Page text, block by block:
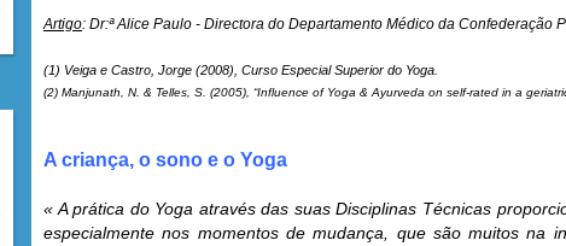
Artigo: Dr:ª Alice Paulo - Directora do Departamento Médico da Confederação
(1) Veiga e Castro, Jorge (2008), Curso Especial Superior do Yoga.
(2) Manjunath, N. & Telles, S. (2005), “Influence of Yoga & Ayurveda on self-rated in a
A criança, o sono e o Yoga
« A prática do Yoga através das suas Disciplinas Técnicas
especialmente nos momentos de mudança, que são muitos na